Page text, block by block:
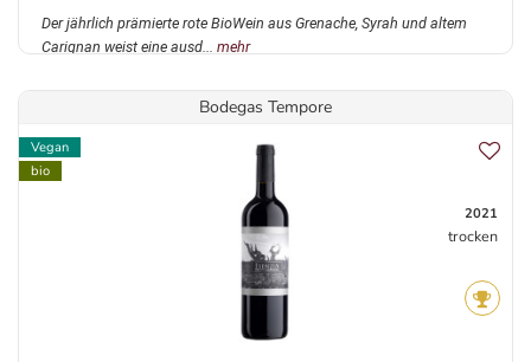
Der jährlich prämierte rote BioWein aus Grenache, Syrah und altem
Carignan weist eine ausd... mehr
Bodegas Tempore
Vegan
bio
2021
trocken